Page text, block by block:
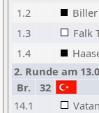
1.2
1.3
Falk
1.4
2. Runde am
Br.
32
14.1